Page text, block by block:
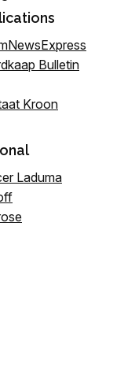
Bulletin
Kroon
Laduma